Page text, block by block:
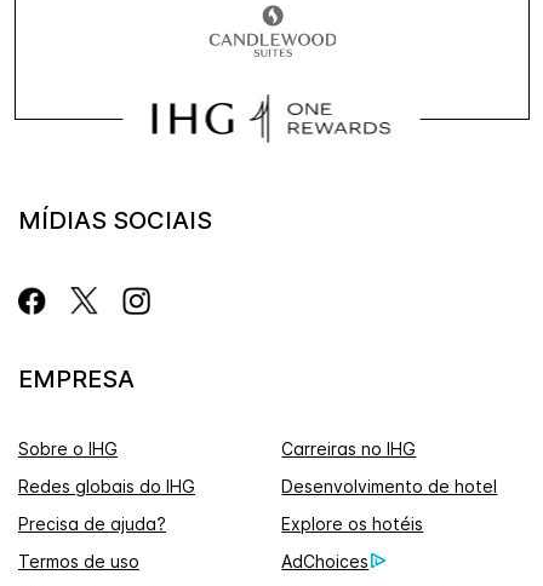
MÍDIAS SOCIAIS
EMPRESA
Sobre o IHG
Carreiras no IHG
Redes globais do IHG
Desenvolvimento de hotel
Precisa de ajuda?
Explore os hotéis
Termos de uso
AdChoices